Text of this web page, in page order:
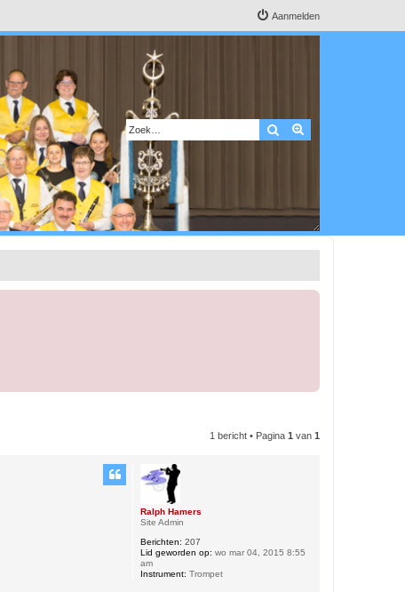
Aanmelden
Zoek
1 bericht • Pagina 1 van 1
Ralph Hamers
Site Admin
Berichten: 207
Lid geworden op: wo mar 04, 2015 8:55
am
Instrument: Trompet